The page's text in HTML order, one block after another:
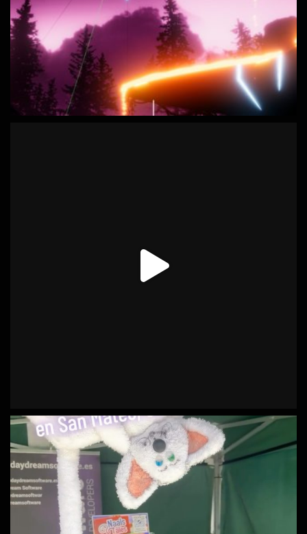
Daydream Software
12 months ago
¡Buenas noticias!
La demo de Risko - El Salto del Pastor y Naals Tales se
encuentran en la Gamescom, uno de los eventos de videojuegos
más importantes del mundo, gracias a la iniciativa PlayCan de
Entrelazadas y Supernova
Asiste a la charla sobre el universo el sábado 14 a las 10:00
Llévate pegatinas, fichas y merchandising excl... See More
Video
Ver en Facebook Compartir